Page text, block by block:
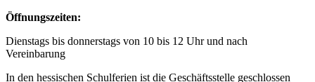
Öffnungszeiten:
Dienstags bis donnerstags von 10 bis 12 Uhr und nach
Vereinbarung
In den hessischen Schulferien ist die Geschäftsstelle geschlossen